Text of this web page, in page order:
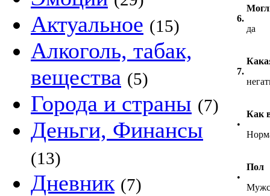
Актуальное (15)
Алкоголь, табак,
вещества (5)
Города и страны (7)
Деньги, Финансы
(13)
Дневник (7)
6.
да
7.
•
Как
•
Пол